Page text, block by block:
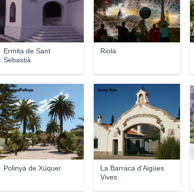
Ermita de Sant
Sebastià
Riola
Polinyà de Xúquer
BibliotecaPolinya
La Barraca d'Aigües
Vives
Josep lluis